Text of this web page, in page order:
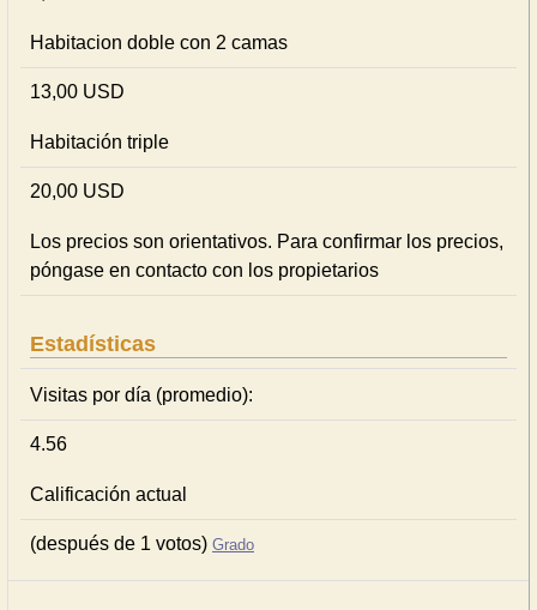
Habitacion doble con 2 camas
13,00 USD
Habitación triple
20,00 USD
Los precios son orientativos. Para confirmar los precios,
póngase en contacto con los propietarios
Estadísticas
Visitas por día (promedio):
4.56
Calificación actual
(después de 1 votos) Grado